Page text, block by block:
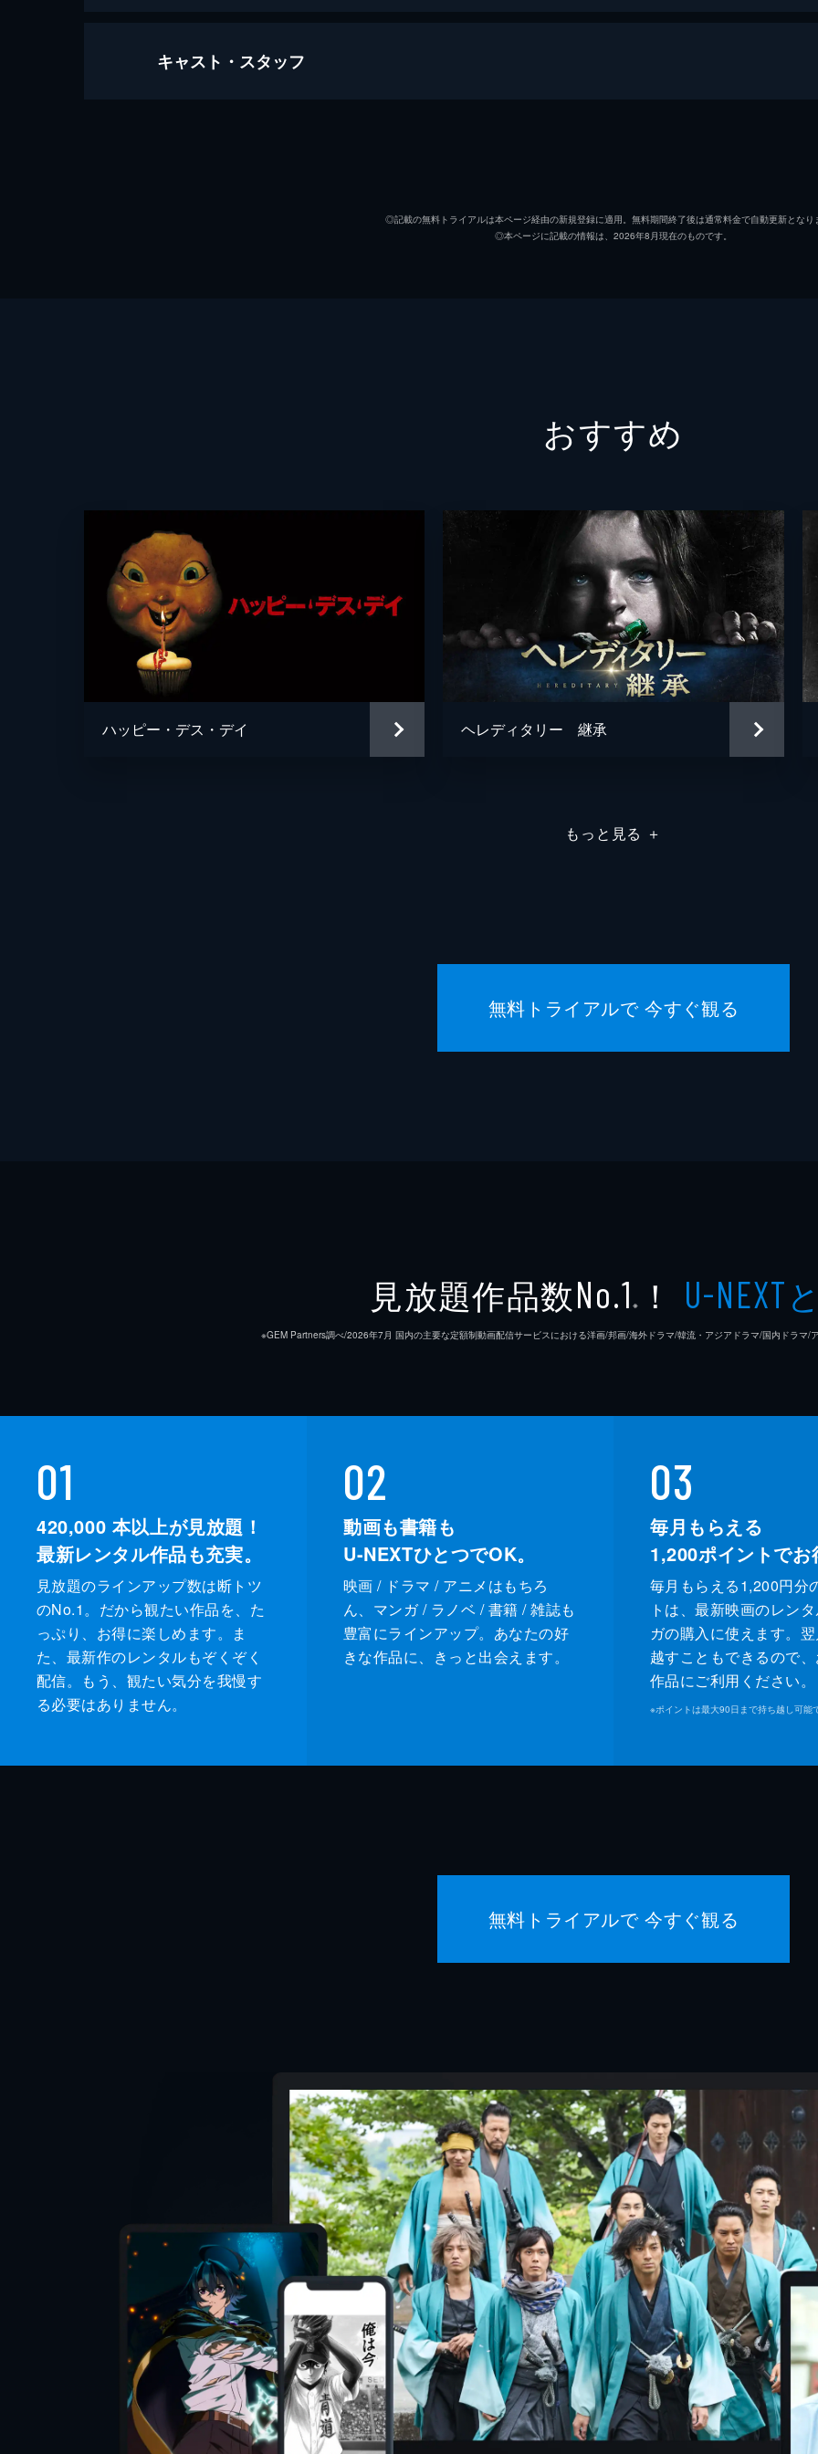
アス
キャスト・スタッフ
キティ・タイラー
ベッカ・タイラー
アデレードの父 ヤー
アデレードの母 アナ・
アデレード（少女時代） マデ
監督 ジョ
マイケ
◎記載の無料トライアルは本ページ経由の新規登録に適用。無料期間終了後は通常料金で自動更新となり
◎本ページに記載の情報は、2026年8月現在のものです。
おすすめ
ハッピー・デス・デイ ヘレディタリー 継承
もっと見る ＋
無料トライアルで 今すぐ観る
見放題作品数No.1 ※ ！ U-NEXT
※GEM Partners調べ/2026年7⽉ 国内の主要な定額制動画配信サービスにおける洋画/邦画/海外ドラマ/韓流・アジアドラマ/国内ドラマ/
01
420,000 本以上が見放題！
最新レンタル作品も充実。
見放題のラインアップ数は断トツ
のNo.1。だから観たい作品を、た
っぷり、お得に楽しめます。ま
た、最新作のレンタルもぞくぞく
配信。もう、観たい気分を我慢す
る必要はありません。
02
動画も書籍も
U-NEXTひとつでOK。
映画 / ドラマ / アニメはもちろ
ん、マンガ / ラノベ / 書籍 / 雑誌も
豊富にラインアップ。あなたの好
きな作品に、きっと出会えます。
03
毎月もらえる
1,200ポイントでお
毎月もらえる1,200円分
トは、最新映画のレン
ガの購入に使えます。
越すこともできるので
作品にご利用ください。
※ポイントは最大90日まで持ち越し可能で
無料トライアルで 今すぐ観る